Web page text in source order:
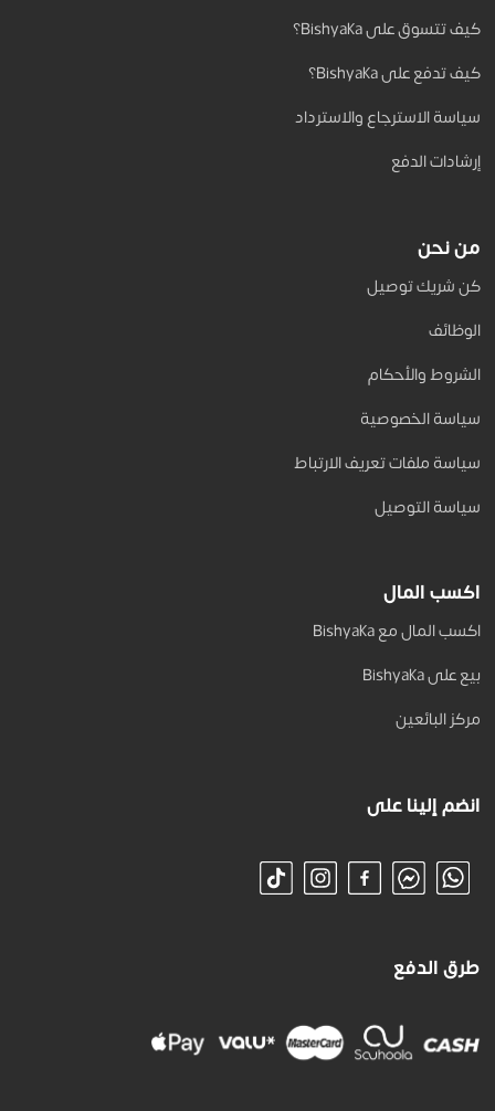
كيف تتسوق على Bishyaka؟
كيف تدفع على Bishyaka؟
سياسة الاسترجاع والاسترداد
إرشادات الدفع
من نحن
كن شريك توصيل
الوظائف
الشروط والأحكام
سياسة الخصوصية
سياسة ملفات تعريف الارتباط
سياسة التوصيل
اكسب المال
اكسب المال مع Bishyaka
بيع على Bishyaka
مركز البائعين
انضم إلينا على
طرق الدفع